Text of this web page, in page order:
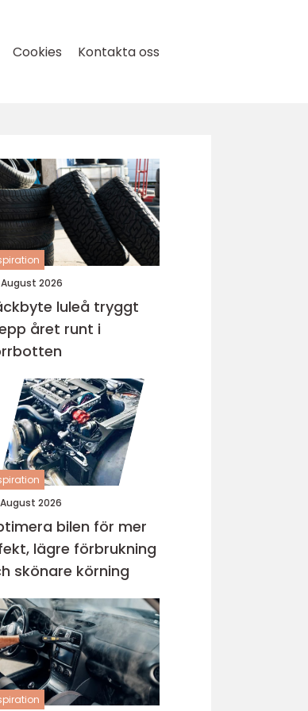
Cookies Kontakta oss
2026
luleå tryggt
året runt i
2026
bilen för mer
lägre förbrukning
skönare körning